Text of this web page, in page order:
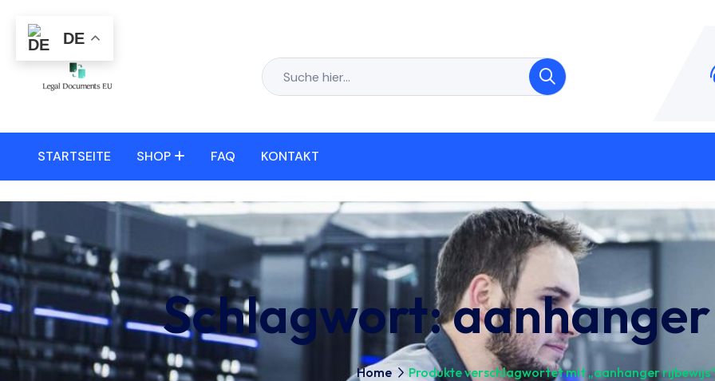
STARTSEITE SHOP FAQ KONTAKT
Schlagwort:
Home Produkte verschlagwortet mit „aanhanger rijbewijs“
DE